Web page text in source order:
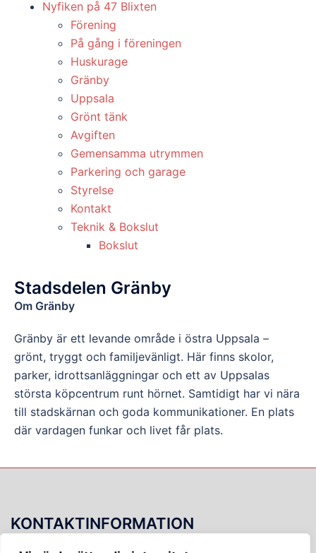
Nyfiken på 47 Blixten
Förening
På gång i föreningen
Huskurage
Gränby
Uppsala
Grönt tänk
Avgiften
Gemensamma utrymmen
Parkering och garage
Styrelse
Kontakt
Teknik & Bokslut
Bokslut
Stadsdelen Gränby
Om Gränby
Gränby är ett levande område i östra Uppsala –
grönt, tryggt och familjevänligt. Här finns skolor,
parker, idrottsanläggningar och ett av Uppsalas
största köpcentrum runt hörnet. Samtidigt har vi nära
till stadskärnan och goda kommunikationer. En plats
där vardagen funkar och livet får plats.
KONTAKTINFORMATION